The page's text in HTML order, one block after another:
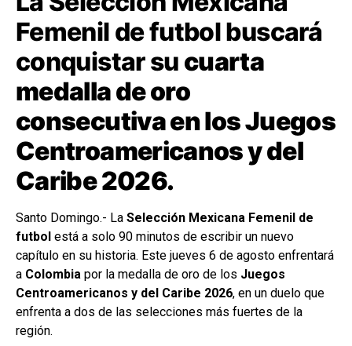
Femenil de futbol buscará
conquistar su cuarta
medalla de oro
consecutiva en los Juegos
Centroamericanos y del
Caribe 2026.
Santo Domingo.- La Selección Mexicana Femenil de
futbol está a solo 90 minutos de escribir un nuevo
capítulo en su historia. Este jueves 6 de agosto enfrentará
a Colombia por la medalla de oro de los Juegos
Centroamericanos y del Caribe 2026, en un duelo que
enfrenta a dos de las selecciones más fuertes de la
región.